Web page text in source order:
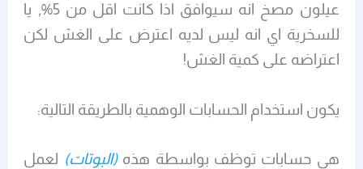
عيلون مصخ انه سيوافق اذا كانت اقل من 5%, يا
للسخرية اي انه ليس لديه اعترض على الغش لكن
اعتراضه على كمية الغش!
يكون استخدام الحسابات الوهمية بالطريقة التالية:
هي حسابات توظف بواسطة هذه(البوتات) لعمل